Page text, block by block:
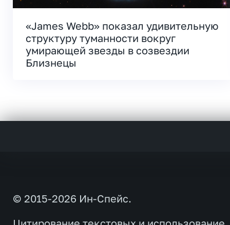
«James Webb» показал удивительную
структуру туманности вокруг
умирающей звезды в созвездии
Близнецы
© 2015-2026 Ин-Спейс.